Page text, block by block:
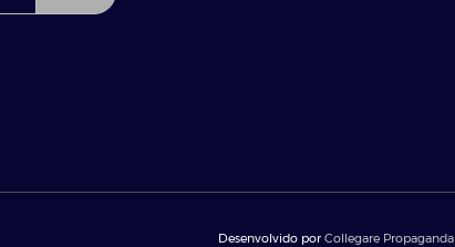
Desenvolvido por Collegare Propaganda